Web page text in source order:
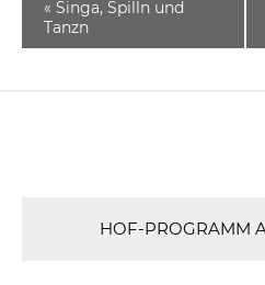
« Singa, Spilln und
Tanzn
HOF-PROGRAMM